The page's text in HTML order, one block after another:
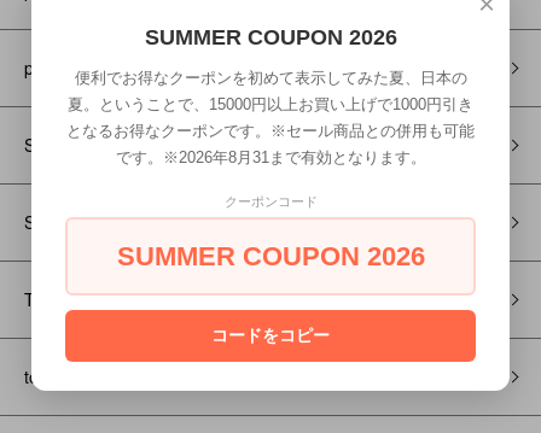
pub（ピューブ）
Satorisan（サトリサン）
SUPP.（サップ）
TENNE handcrafted modern（テン ハンドクラフテッドモダン）
tokubetsu（特別）
SUMMER COUPON 2026
便利でお得なクーポンを初めて表示してみた夏、日本の
夏。ということで、15000円以上お買い上げで1000円引き
となるお得なクーポンです。※セール商品との併用も可能
です。※2026年8月31まで有効となります。
クーポンコード
SUMMER COUPON 2026
コードをコピー